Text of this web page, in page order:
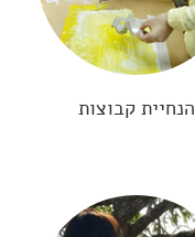
הנחיית קבוצות